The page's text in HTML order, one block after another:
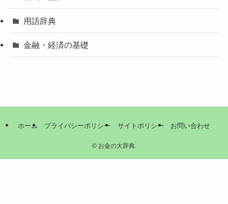
用語辞典
金融・経済の基礎
ホーム プライバシーポリシー サイトポリシー お問い合わせ
©お金の大辞典.